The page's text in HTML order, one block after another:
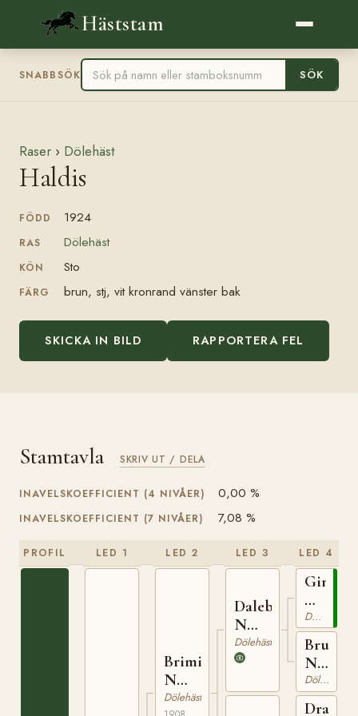
Häststam
SNABBSÖK SÖK
Raser › Dölehäst
Haldis
FÖDD 1924
RAS Dölehäst
KÖN Sto
FÄRG brun, stj, vit kronrand vänster bak
SKICKA IN BILD RAPPORTERA FEL
Stamtavla SKRIV UT / DELA
INAVELSKOEFFICIENT (4 NIVÅER) 0,00 %
INAVELSKOEFFICIENT (7 NIVÅER) 7,08 %
PROFIL LED 1 LED 2
Brimin
N
825
Dölehäst
LED 3
Dalebu
N
653
Dölehäst
LED 4
Gimle
N
425
Dölehäst
Bruna
N
384
Dölehäst